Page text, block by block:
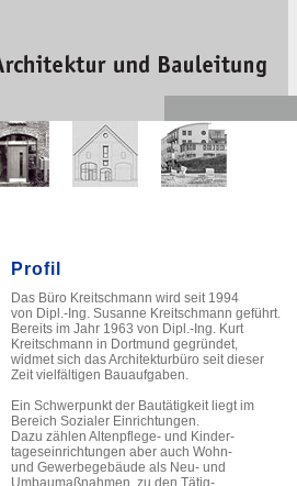
Profil
Das Büro Kreitschmann wird seit 1994
von Dipl.-Ing. Susanne Kreitschmann geführt.
Bereits im Jahr 1963 von Dipl.-Ing. Kurt
Kreitschmann in Dortmund gegründet,
widmet sich das Architekturbüro seit dieser
Zeit vielfältigen Bauaufgaben.
Ein Schwerpunkt der Bautätigkeit liegt im
Bereich Sozialer Einrichtungen.
Dazu zählen Altenpflege- und Kinder-
tageseinrichtungen aber auch Wohn-
und Gewerbegebäude als Neu- und